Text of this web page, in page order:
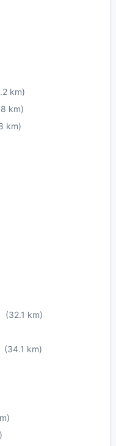
km)
km)
km)
(32.1 km)
(34.1 km)